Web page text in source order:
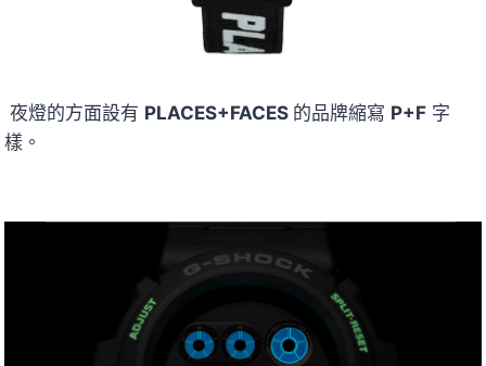
夜燈的方面設有 PLACES+FACES 的品牌縮寫 P+F 字
樣。